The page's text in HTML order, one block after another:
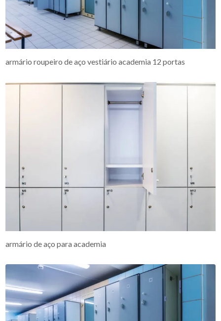
armário roupeiro de aço vestiário academia 12 portas
armário de aço para academia